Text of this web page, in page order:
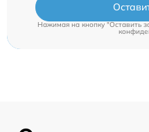
Нажимая на кнопку "Оставить